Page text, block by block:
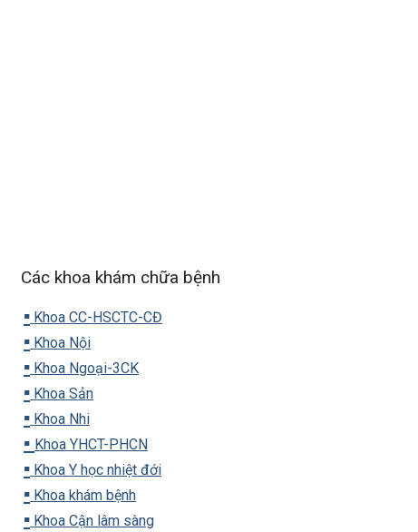
Các khoa khám chữa bệnh
▪️ Khoa CC-HSCTC-CĐ
▪️ Khoa Nội
▪️ Khoa Ngoại-3CK
▪️ Khoa Sản
▪️ Khoa Nhi
▪️ Khoa YHCT-PHCN
▪️ Khoa Y học nhiệt đới
▪️ Khoa khám bệnh
▪️ Khoa Cận lâm sàng